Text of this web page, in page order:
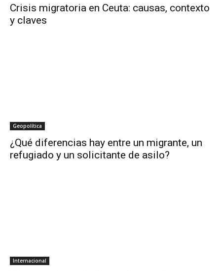
Crisis migratoria en Ceuta: causas, contexto
y claves
Geopolítica
¿Qué diferencias hay entre un migrante, un
refugiado y un solicitante de asilo?
Internacional